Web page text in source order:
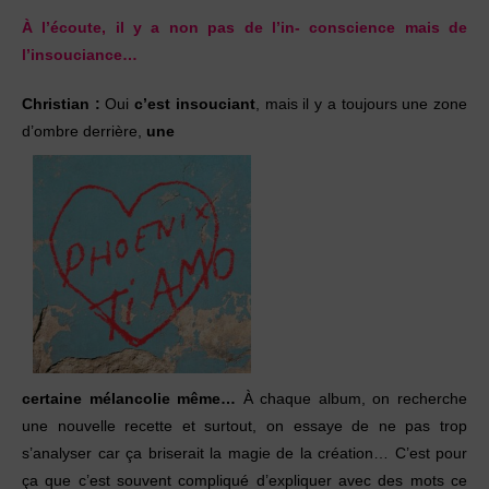
À l’écoute, il y a non pas de l’in- conscience mais de
l’insouciance…
Christian : Ouic’est insouciant, mais il y a toujours une zone
d’ombre derrière, une
certaine mélancolie même… À chaque album, on recherche
une nouvelle recette et surtout, on essaye de ne pas trop
s’analyser car ça briserait la magie de la création… C’est pour
ça que c’est souvent compliqué d’expliquer avec des mots ce